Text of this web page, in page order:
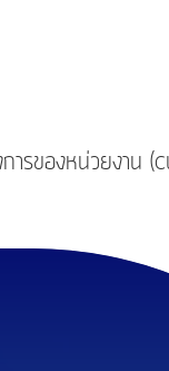
รของหน่วยงาน